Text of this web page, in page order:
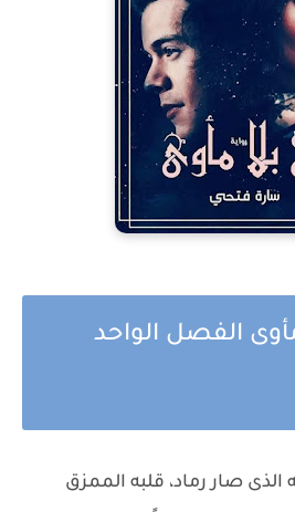
الفصل الواحد
صار رماد، قلبه الممزق